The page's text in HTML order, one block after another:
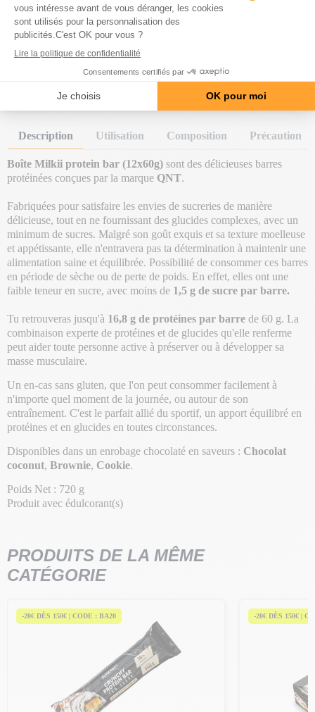
110 Avis
L'incontournable de la récupération musculaire
Prix Normal
-4,00 €
Prix
25,90 €
Description Utilisation Composition Précaution
Boîte Milkii protein bar (12x60g) sont des délicieuses barres
protéinées conçues par la marque QNT.
Fabriquées pour satisfaire les envies de sucreries de manière
délicieuse, tout en ne fournissant des glucides complexes, avec un
minimum de sucres. Malgré son goût exquis et sa texture moelleuse
et appétissante, elle n'entravera pas ta détermination à maintenir une
alimentation saine et équilibrée. Possibilité de consommer ces barres
en période de sèche ou de perte de poids. En effet, elles ont une
faible teneur en sucre, avec moins de 1,5 g de sucre par barre.
Tu retrouveras jusqu'à 16,8 g de protéines par barre de 60 g. La
combinaison experte de protéines et de glucides qu'elle renferme
peut aider toute personne active à préserver ou à développer sa
masse musculaire.
Un en-cas sans gluten, que l'on peut consommer facilement à
n'importe quel moment de la journée, ou autour de son
entraînement. C'est le parfait allié du sportif, un apport équilibré en
protéines et en glucides en toutes circonstances.
Disponibles dans un enrobage chocolaté en saveurs : Chocolat
coconut, Brownie, Cookie.
Poids Net : 720 g
Produit avec édulcorant(s)
PRODUITS DE LA MÊME
CATÉGORIE
-20€ DÈS 150€ | CODE : BA20 -20€ DÈS 150€ |